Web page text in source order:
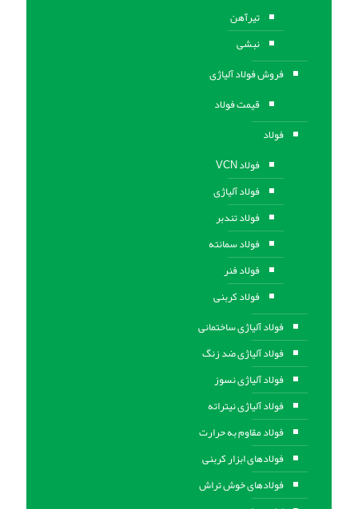
تیرآهن
نبشی
فروش فولاد آلیاژی
قیمت فولاد
فولاد
فولاد VCN
فولاد آلیاژی
فولاد تندبر
فولاد سمانته
فولاد فنر
فولاد کربنی
فولاد آلیاژی ساختمانی
فولاد آلیاژی ضد زنگ
فولاد آلیاژی نسوز
فولاد آلیاژی نیتراته
فولاد مقاوم به حرارت
فولادهای ابزار کربنی
فولادهای خوش تراش